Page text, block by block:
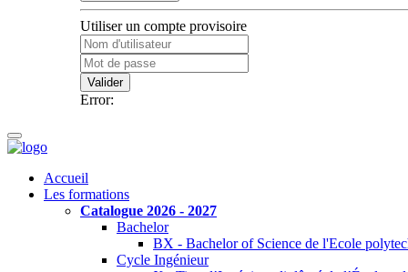
Utiliser un compte provisoire
Valider
Error:
Accueil
Les formations
Catalogue 2026 - 2027
Bachelor
BX - Bachelor of Science de l'Ecole
Cycle Ingénieur